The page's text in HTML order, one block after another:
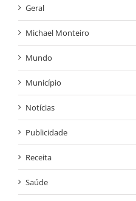
Geral
Michael Monteiro
Mundo
Município
Notícias
Publicidade
Receita
Saúde